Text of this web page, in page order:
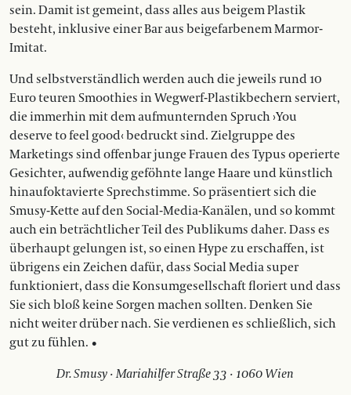
sein. Damit ist gemeint, dass alles aus beigem Plastik
besteht, inklusive einer Bar aus beigefarbenem Marmor-
Imitat.
Und selbstverständlich werden auch die jeweils rund 10
Euro teuren Smoothies in Wegwerf-Plastikbechern serviert,
die immerhin mit dem aufmunternden Spruch ›You
deserve to feel good‹ bedruckt sind. Zielgruppe des
Marketings sind offenbar junge Frauen des Typus operierte
Gesichter, aufwendig geföhnte lange Haare und künstlich
hinaufoktavierte Sprechstimme. So präsentiert sich die
Smusy-Kette auf den Social-Media-Kanälen, und so kommt
auch ein beträchtlicher Teil des Publikums daher. Dass es
überhaupt gelungen ist, so einen Hype zu erschaffen, ist
übrigens ein Zeichen dafür, dass Social Media super
funktioniert, dass die Konsumgesellschaft floriert und dass
Sie sich bloß keine Sorgen machen sollten. Denken Sie
nicht weiter drüber nach. Sie verdienen es schließlich, sich
gut zu fühlen. •
Dr. Smusy · Mariahilfer Straße 33 · 1060 Wien